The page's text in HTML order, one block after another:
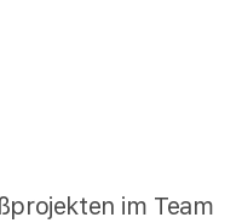
im Team